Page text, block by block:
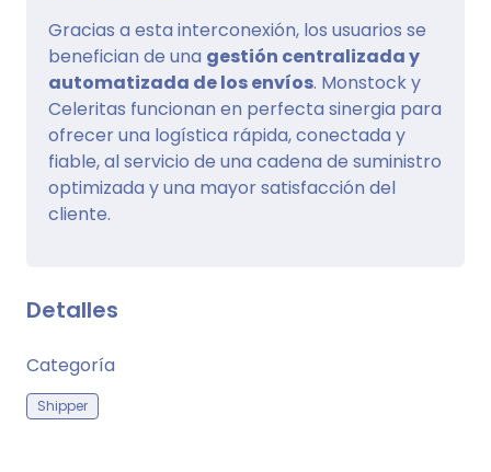
Gracias a esta interconexión, los usuarios se
benefician de una gestión centralizada y
automatizada de los envíos. Monstock y
Celeritas funcionan en perfecta sinergia para
ofrecer una logística rápida, conectada y
fiable, al servicio de una cadena de suministro
optimizada y una mayor satisfacción del
cliente.
Detalles
Categoría
Shipper